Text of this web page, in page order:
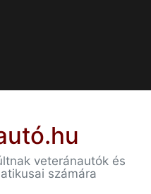
veteránautók és
számára